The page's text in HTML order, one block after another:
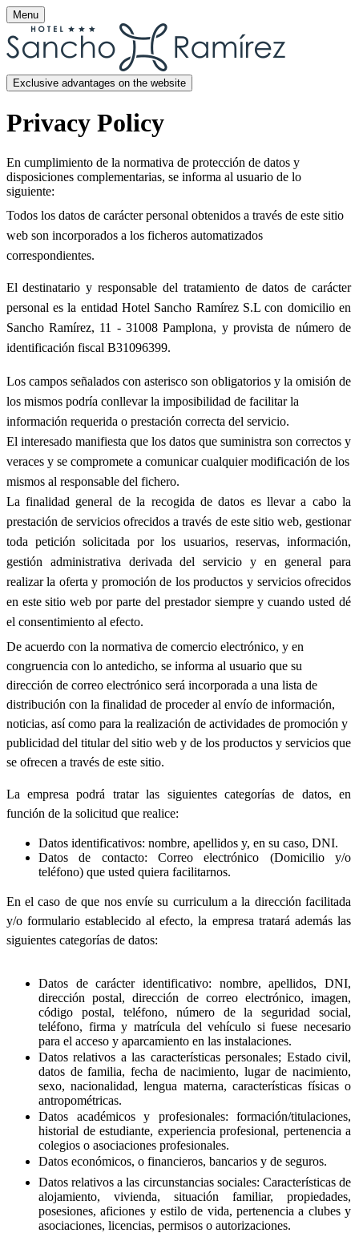
Menu
Exclusive advantages on the website
Privacy Policy
En cumplimiento de la normativa de protección de datos y
disposiciones complementarias, se informa al usuario de lo
siguiente:
Todos los datos de carácter personal obtenidos a través de este sitio
web son incorporados a los ficheros automatizados
correspondientes.
El destinatario y responsable del tratamiento de datos de carácter
personal es la entidad Hotel Sancho Ramírez S.L con domicilio en
Sancho Ramírez, 11 - 31008 Pamplona, y provista de número de
identificación fiscal B31096399.
Los campos señalados con asterisco son obligatorios y la omisión de
los mismos podría conllevar la imposibilidad de facilitar la
información requerida o prestación correcta del servicio.
El interesado manifiesta que los datos que suministra son correctos y
veraces y se compromete a comunicar cualquier modificación de los
mismos al responsable del fichero.
La finalidad general de la recogida de datos es llevar a cabo la
prestación de servicios ofrecidos a través de este sitio web, gestionar
toda petición solicitada por los usuarios, reservas, información,
gestión administrativa derivada del servicio y en general para
realizar la oferta y promoción de los productos y servicios ofrecidos
en este sitio web por parte del prestador siempre y cuando usted dé
el consentimiento al efecto.
De acuerdo con la normativa de comercio electrónico, y en
congruencia con lo antedicho, se informa al usuario que su
dirección de correo electrónico será incorporada a una lista de
distribución con la finalidad de proceder al envío de información,
noticias, así como para la realización de actividades de promoción y
publicidad del titular del sitio web y de los productos y servicios que
se ofrecen a través de este sitio.
La empresa podrá tratar las siguientes categorías de datos, en
función de la solicitud que realice:
Datos identificativos: nombre, apellidos y, en su caso, DNI.
Datos de contacto: Correo electrónico (Domicilio y/o
teléfono) que usted quiera facilitarnos.
En el caso de que nos envíe su curriculum a la dirección facilitada
y/o formulario establecido al efecto, la empresa tratará además las
siguientes categorías de datos:
Datos de carácter identificativo: nombre, apellidos, DNI,
dirección postal, dirección de correo electrónico, imagen,
código postal, teléfono, número de la seguridad social,
teléfono, firma y matrícula del vehículo si fuese necesario
para el acceso y aparcamiento en las instalaciones.
Datos relativos a las características personales; Estado civil,
datos de familia, fecha de nacimiento, lugar de nacimiento,
sexo, nacionalidad, lengua materna, características físicas o
antropométricas.
Datos académicos y profesionales: formación/titulaciones,
historial de estudiante, experiencia profesional, pertenencia a
colegios o asociaciones profesionales.
Datos económicos, o financieros, bancarios y de seguros.
Datos relativos a las circunstancias sociales: Características de
alojamiento, vivienda, situación familiar, propiedades,
posesiones, aficiones y estilo de vida, pertenencia a clubes y
asociaciones, licencias, permisos o autorizaciones.